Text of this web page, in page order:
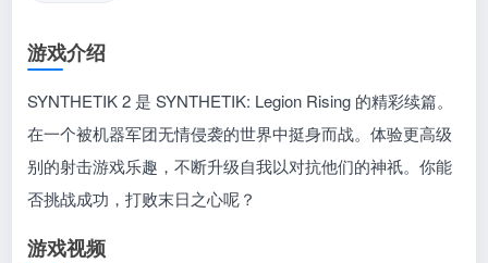
游戏介绍
SYNTHETIK 2 是 SYNTHETIK: Legion Rising 的精彩续篇。
在一个被机器军团无情侵袭的世界中挺身而战。体验更高级
别的射击游戏乐趣，不断升级自我以对抗他们的神祇。你能
否挑战成功，打败末日之心呢？
游戏视频